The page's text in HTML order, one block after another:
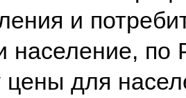
и
население,
цены для